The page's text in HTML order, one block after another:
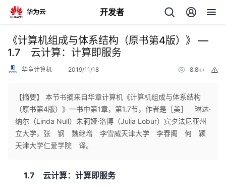
开发者
返
回
个
人
我
《计算机组成与体系结构（原书第4版）》 —
1.7 云计算：计算即服务
华章计算机 2019/11/18 8.8k+
【摘要】 本节书摘来自华章计算机《计算机组成与体系结构
（原书第4版）》一书中第1章，第1.7节，作者是［美］ 琳达·
纳尔（Linda Null）朱莉娅·洛博（Julia Lobur）宾夕法尼亚州
立大学，张 钢 魏继增 李雪威天津大学 李春阁 何 颖
天津大学仁爱学院 译。
1.7 云计算：计算即服务